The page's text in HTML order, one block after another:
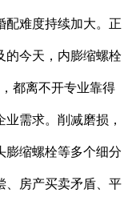
配难度持续加大。正
的今天，内膨缩螺栓
都离不开专业靠得
需求。削减磨损，
膨缩螺栓等多个细分
、房产买卖矛盾、平